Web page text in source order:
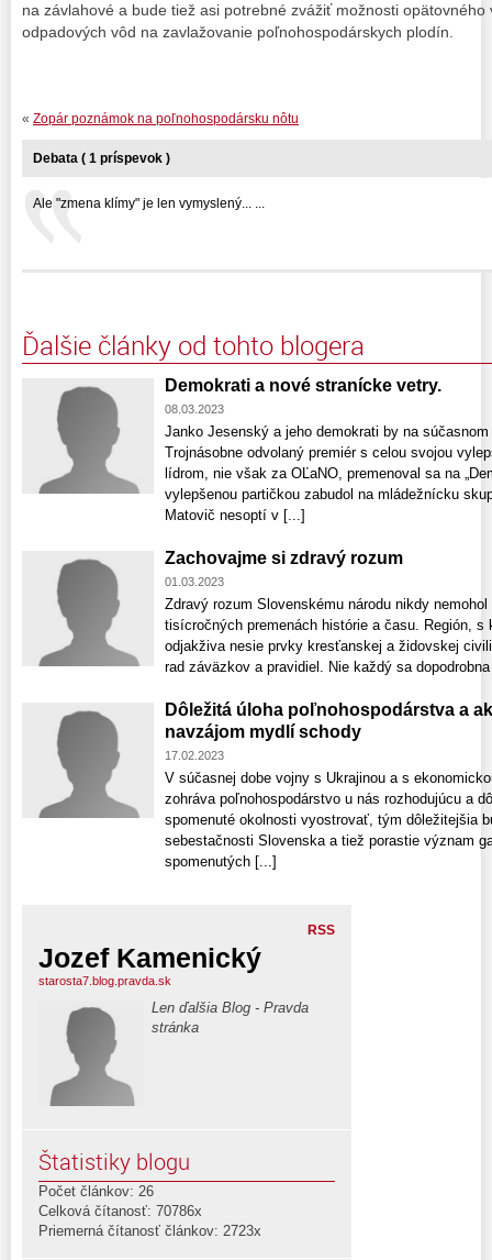
na závlahové a bude tiež asi potrebné zvážiť možnosti opätovného
odpadových vôd na zavlažovanie poľnohospodárskych plodín.
« Zopár poznámok na poľnohospodársku nôtu
Debata ( 1 príspevok )
Ale "zmena klímy" je len vymyslený... ...
Ďalšie články od tohto blogera
Demokrati a nové stranícke vetry.
08.03.2023
Janko Jesenský a jeho demokrati by na
Trojnásobne odvolaný premiér s celou svojou
lídrom, nie však za OĽaNO, premenoval sa na
vylepšenou partičkou zabudol na mládežnícku
Matovič nesoptí v [...]
Zachovajme si zdravý rozum
01.03.2023
Zdravý rozum Slovenskému národu nikdy
tisícročných premenách histórie a času. Región,
odjakživa nesie prvky kresťanskej a židovskej
rad záväzkov a pravidiel. Nie každý sa
Dôležitá úloha poľnohospodárstva a
navzájom mydlí schody
17.02.2023
V súčasnej dobe vojny s Ukrajinou a s
zohráva poľnohospodárstvo u nás rozhodujúcu a
spomenuté okolnosti vyostrovať, tým dôležitejšia
sebestačnosti Slovenska a tiež porastie význam
spomenutých [...]
RSS
Jozef Kamenický
starosta7.blog.pravda.sk
Len ďalšia Blog - Pravda
stránka
Štatistiky blogu
Počet článkov: 26
Celková čítanosť: 70786x
Priemerná čítanosť článkov: 2723x